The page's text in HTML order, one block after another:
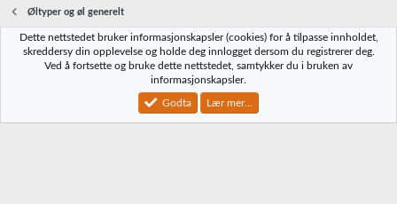
Øltyper og øl generelt
Norbrygg-default
Vilkår og regler Personvernregler
Community platform by XenForo® © 2010-2023 XenForo Ltd.
Dette nettstedet bruker informasjonskapsler (cookies) for å tilpasse innholdet,
skreddersy din opplevelse og holde deg innlogget dersom du registrerer deg.
Ved å fortsette og bruke dette nettstedet, samtykker du i bruken av
informasjonskapsler.
Godta Lær mer...